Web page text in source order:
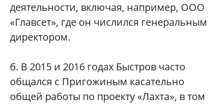
деятельности, включая, например, ООО
«Главсет», где он числился генеральным
директором.
б. В 2015 и 2016 годах Быстров часто
общался с Пригожиным касательно
общей работы по проекту «Лахта», в том